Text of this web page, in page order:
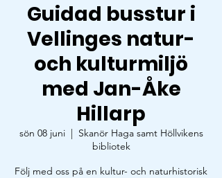
Guidad busstur i
Vellinges natur-
och kulturmiljö
med Jan-Åke
Hillarp
sön 08 juni
  |
Skanör Haga samt Höllvikens
bibliotek
Följ med oss på en kultur- och naturhistorisk